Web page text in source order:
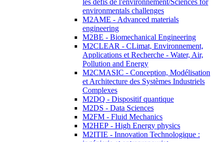
les défis de l'environnement/Sciences for
environmentals challenges
M2AME - Advanced materials
engineering
M2BE - Biomechanical Engineering
M2CLEAR - CLimat, Environnement,
Applications et Recherche - Water, Air,
Pollution and Energy
M2CMASIC - Conception, Modélisation
et Architecture des Systèmes Industriels
Complexes
M2DQ - Dispositif quantique
M2DS - Data Sciences
M2FM - Fluid Mechanics
M2HEP - High Energy physics
M2ITIE - Innovation Technologique :